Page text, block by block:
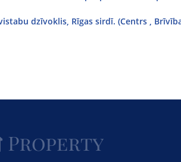
dzīvoklis, Rīgas sirdī. (Centrs ,